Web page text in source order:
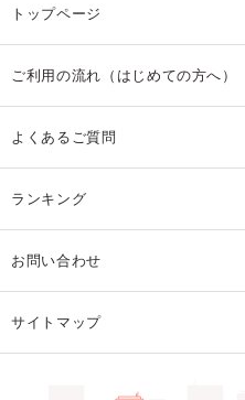
トップページ
ご利用の流れ（はじめての方へ）
よくあるご質問
ランキング
お問い合わせ
サイトマップ